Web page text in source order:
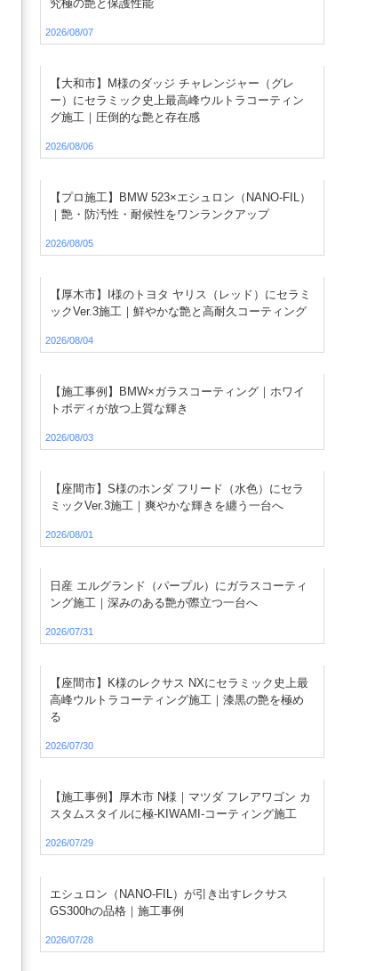
究極の艶と保護性能
2026/08/07
【大和市】M様のダッジ チャレンジャー（グレ
ー）にセラミック史上最高峰ウルトラコーティン
グ施工｜圧倒的な艶と存在感
2026/08/06
【プロ施工】BMW 523×エシュロン（NANO-FIL）
｜艶・防汚性・耐候性をワンランクアップ
2026/08/05
【厚木市】I様のトヨタ ヤリス（レッド）にセラミ
ックVer.3施工｜鮮やかな艶と高耐久コーティング
2026/08/04
【施工事例】BMW×ガラスコーティング｜ホワイ
トボディが放つ上質な輝き
2026/08/03
【座間市】S様のホンダ フリード（水色）にセラ
ミックVer.3施工｜爽やかな輝きを纏う一台へ
2026/08/01
日産 エルグランド（パープル）にガラスコーティ
ング施工｜深みのある艶が際立つ一台へ
2026/07/31
【座間市】K様のレクサス NXにセラミック史上最
高峰ウルトラコーティング施工｜漆黒の艶を極め
る
2026/07/30
【施工事例】厚木市 N様｜マツダ フレアワゴン カ
スタムスタイルに極-KIWAMI-コーティング施工
2026/07/29
エシュロン（NANO-FIL）が引き出すレクサス
GS300hの品格｜施工事例
2026/07/28